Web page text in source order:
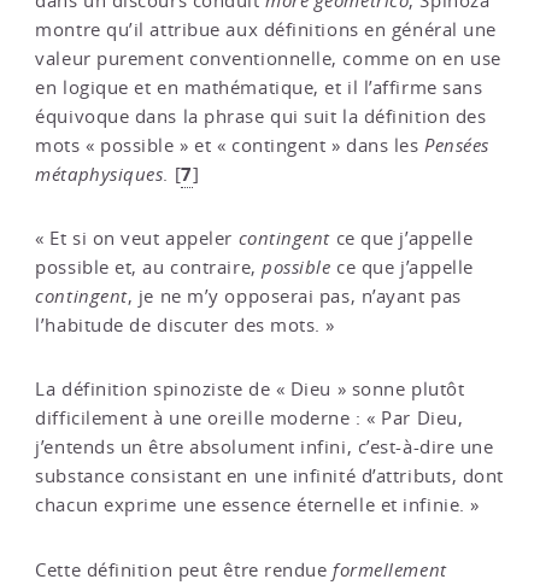
montre qu’il attribue aux définitions en général une
valeur purement conventionnelle, comme on en use
en logique et en mathématique, et il l’affirme sans
équivoque dans la phrase qui suit la définition des
mots « possible » et « contingent » dans les Pensées
métaphysiques [7]
« Et si on veut appeler contingent ce que j’appelle
possible et, au contraire,possible ce que j’appelle
contingent, je ne m’y opposerai pas, n’ayant pas
l’habitude de discuter des mots. »
La définition spinoziste de « Dieu » sonne plutôt
difficilement à une oreille moderne : « Par Dieu,
j’entends un être absolument infini, c’est-à-dire une
substance consistant en une infinité d’attributs, dont
chacun exprime une essence éternelle et infinie. »
Cette définition peut être rendueformellement